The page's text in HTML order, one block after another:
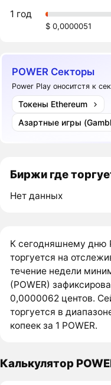
1 год
$ 0,0000051
POWER Секторы
Power Play оноситстя к
Токены Ethereum
Азартные игры
Биржи где
Нет данных
К сегодняшнему дню
торгуется на
течение недели
(POWER)
0,0000062 центов.
торгуется в
копеек за 1 POWER.
Калькулятор